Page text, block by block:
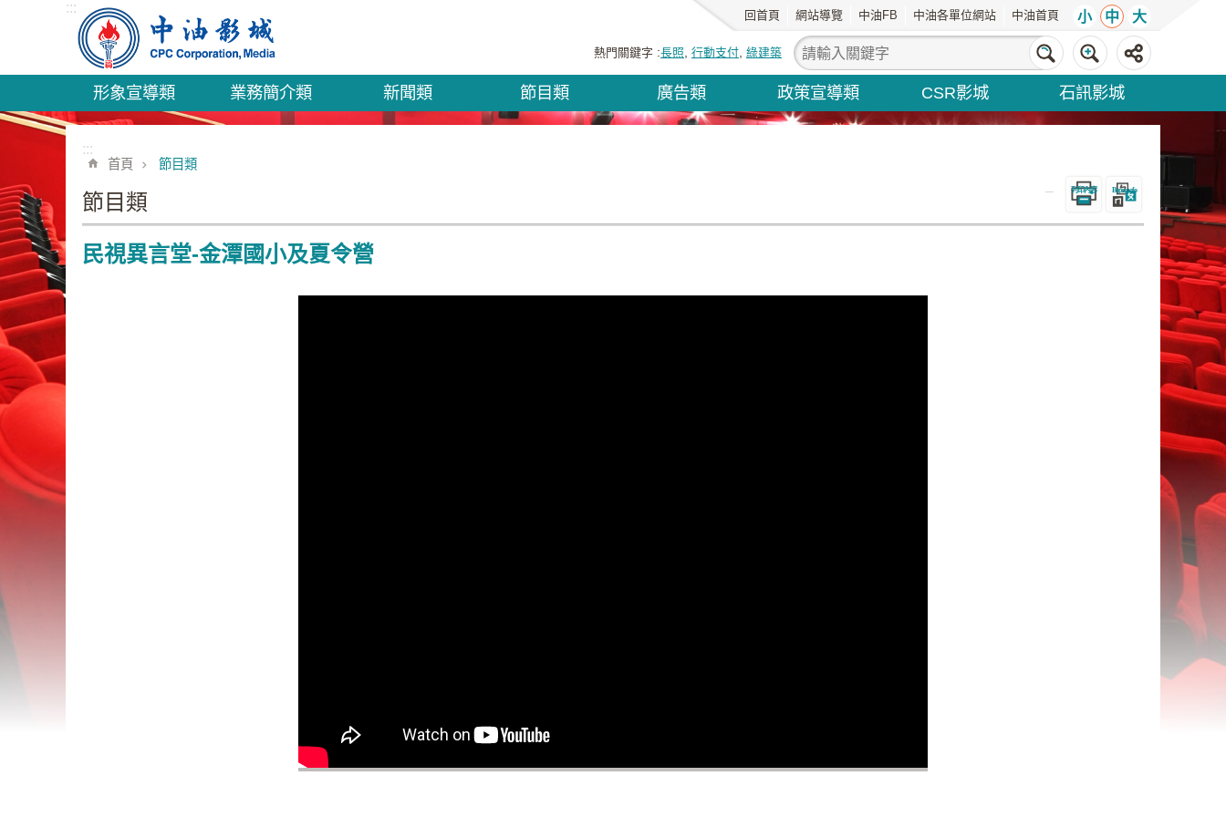
跳到主要內容區塊
::: 回首頁 網站導覽 中油FB 中油各單位網站 中油首頁 小 中 大
熱門關鍵字 長照 行動支付 綠建築
形象宣導類 業務簡介類 新聞類 節目類 廣告類 政策宣導類 CSR影城 石訊影城
:::
首頁 節目類
節目類 列印內容 Bopomofo
民視異言堂-金潭國小及夏令營